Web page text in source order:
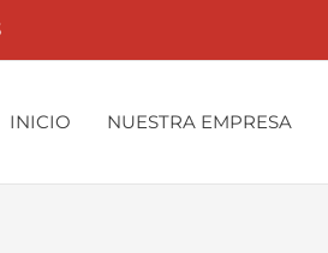
INICIO NUESTRA EMPRESA